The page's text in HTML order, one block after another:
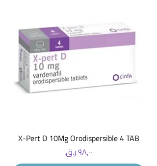
X-Pert D 10Mg Orodispersible 4 TAB
السعر